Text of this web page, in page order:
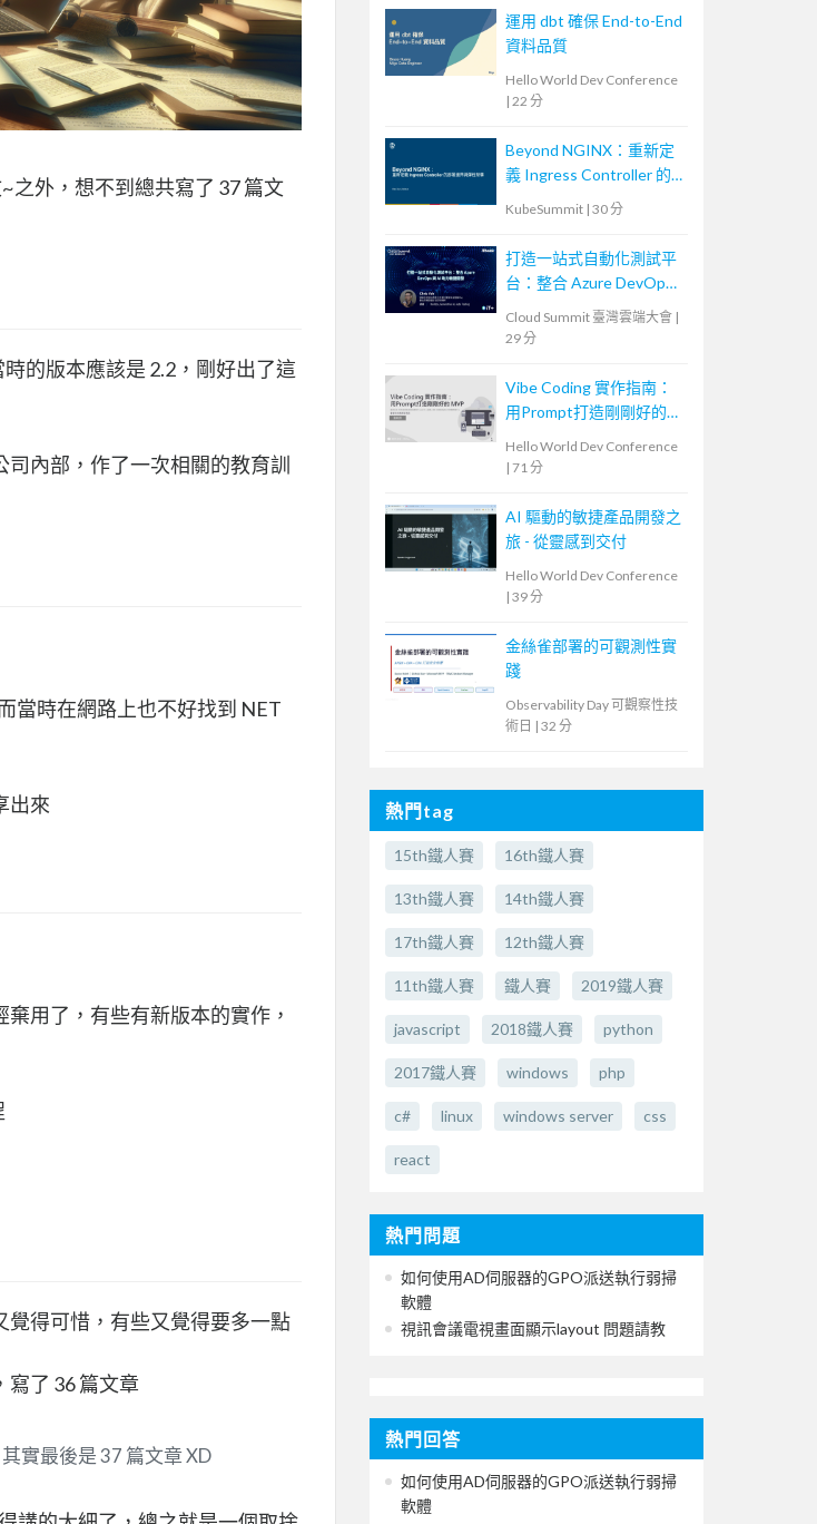
之外，想不到總共寫了 37 篇文
的版本應該是 2.2，剛好出了這
內部，作了一次相關的教育訓
當時在網路上也不好找到 NET
出來
用了，有些有新版本的實作，
得可惜，有些又覺得要多一點
了 36 篇文章
實最後是 37 篇文章 XD
運用 dbt 確保 End-to-End
資料品質
Hello World Dev Conference
| 22 分
Beyond NGINX：重新定
義 Ingress Controller 的
部署邊界與彈性架構
KubeSummit | 30 分
打造一站式自動化測試平
台：整合 Azure DevOps
與 AI 助力敏捷開發
Cloud Summit 臺灣雲端大會 |
29 分
Vibe Coding 實作指南：
用Prompt打造剛剛好的
Hello World Dev Conference
| 71 分
AI 驅動的敏捷產品開發之
旅 - 從靈感到交付
Hello World Dev Conference
| 39 分
金絲雀部署的可觀測性實
踐
Observability Day 可觀察性技
術日 | 32 分
熱門tag
15th鐵人賽 16th鐵人賽
13th鐵人賽 14th鐵人賽
17th鐵人賽 12th鐵人賽
11th鐵人賽 鐵人賽 2019鐵人賽
javascript 2018鐵人賽 python
2017鐵人賽 windows php
c# linux windows server css
react
熱門問題
如何使用AD伺服器的GPO派送執行弱掃
軟體
視訊會議電視畫面顯示layout 問題請教
熱門回答
如何使用AD伺服器的GPO派送執行弱掃
軟體